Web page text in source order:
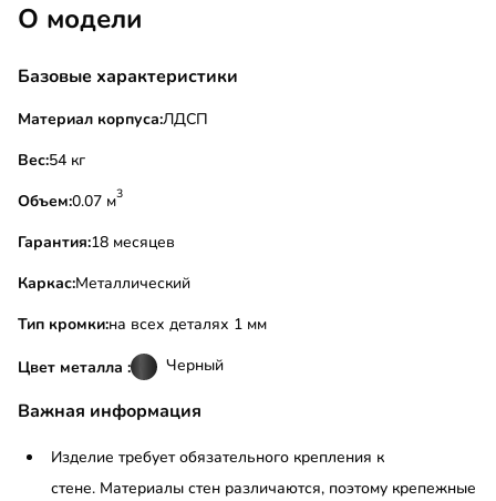
О модели
Базовые характеристики
Материал корпуса:ЛДСП
Вес:
54 кг
Объем:
0.07 м3
Гарантия:18 месяцев
Каркас:Металлический
Тип кромки:на всех деталях 1 мм
Цвет металла : Черный
Важная информация
Изделие требует обязательного крепления к
стене. Материалы стен различаются, поэтому крепежные